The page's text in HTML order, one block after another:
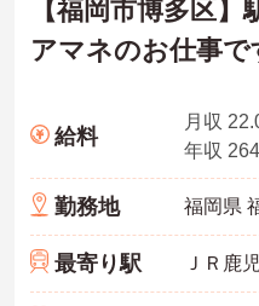
【福岡市博多区
アマネのお仕事で
給料
勤務地 福岡県
最寄り駅